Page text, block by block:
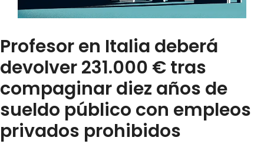
Profesor en Italia deberá
devolver 231.000 € tras
compaginar diez años de
sueldo público con empleos
privados prohibidos